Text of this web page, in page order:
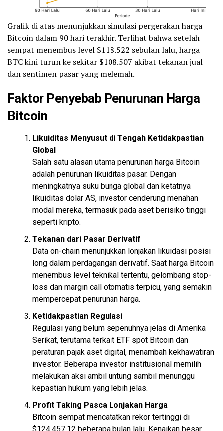
Grafik di atas menunjukkan simulasi pergerakan harga
Bitcoin dalam 90 hari terakhir. Terlihat bahwa setelah
sempat menembus level $118.522 sebulan lalu, harga
BTC kini turun ke sekitar $108.507 akibat tekanan jual
dan sentimen pasar yang melemah.
Faktor Penyebab Penurunan Harga
Bitcoin
Likuiditas Menyusut di Tengah Ketidakpastian
Global
Salah satu alasan utama penurunan harga Bitcoin
adalah penurunan likuiditas pasar. Dengan
meningkatnya suku bunga global dan ketatnya
likuiditas dolar AS, investor cenderung menahan
modal mereka, termasuk pada aset berisiko tinggi
seperti kripto.
Tekanan dari Pasar Derivatif
Data on-chain menunjukkan lonjakan likuidasi posisi
long dalam perdagangan derivatif. Saat harga Bitcoin
menembus level teknikal tertentu, gelombang stop-
loss dan margin call otomatis terpicu, yang semakin
mempercepat penurunan harga.
Ketidakpastian Regulasi
Regulasi yang belum sepenuhnya jelas di Amerika
Serikat, terutama terkait ETF spot Bitcoin dan
peraturan pajak aset digital, menambah kekhawatiran
investor. Beberapa investor institusional memilih
melakukan aksi ambil untung sambil menunggu
kepastian hukum yang lebih jelas.
Profit Taking Pasca Lonjakan Harga
Bitcoin sempat mencatatkan rekor tertinggi di
$124.457,12 beberapa bulan lalu. Kenaikan besar